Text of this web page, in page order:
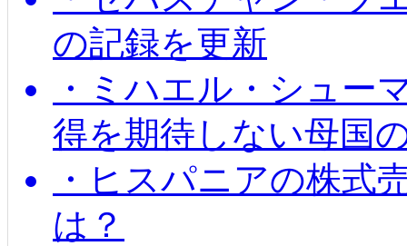
の記録を更新
・ミハエル・シュー
得を期待しない母国
・ヒスパニアの株式
は？